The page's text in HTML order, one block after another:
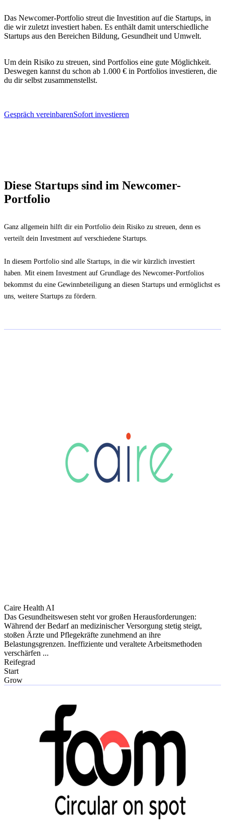
Das Newcomer-Portfolio streut die Investition auf die Startups, in
die wir zuletzt investiert haben. Es enthält damit unterschiedliche
Startups aus den Bereichen Bildung, Gesundheit und Umwelt.
Um dein Risiko zu streuen, sind Portfolios eine gute Möglichkeit.
Deswegen kannst du schon ab 1.000 € in Portfolios investieren, die
du dir selbst zusammenstellst.
Gespräch vereinbarenSofort investieren
Diese Startups sind im Newcomer-
Portfolio
Ganz allgemein hilft dir ein Portfolio dein Risiko zu streuen, denn es
verteilt dein Investment auf verschiedene Startups.
In diesem Portfolio sind alle Startups, in die wir kürzlich investiert
haben. Mit einem Investment auf Grundlage des Newcomer-Portfolios
bekommst du eine Gewinnbeteiligung an diesen Startups und ermöglichst es
uns, weitere Startups zu fördern.
Caire Health AI
Das Gesundheitswesen steht vor großen Herausforderungen:
Während der Bedarf an medizinischer Versorgung stetig steigt,
stoßen Ärzte und Pflegekräfte zunehmend an ihre
Belastungsgrenzen. Ineffiziente und veraltete Arbeitsmethoden
verschärfen ...
Reifegrad
Start
Grow